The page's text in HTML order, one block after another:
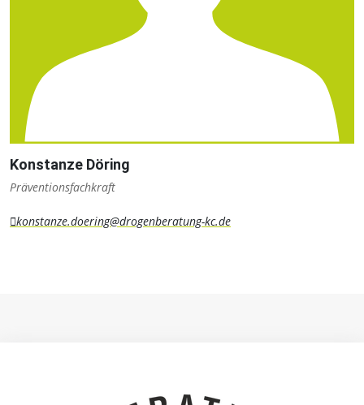
Konstanze Döring
Präventionsfachkraft
konstanze.doering@drogenberatung-kc.de